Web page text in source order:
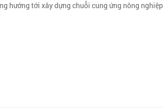
hướng tới xây dựng chuỗi cung ứng nông